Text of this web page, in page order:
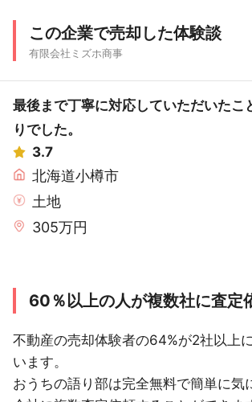
この企業で売却した体験談
有限会社ミズホ商事
最後まで丁寧に対応していただいたこ
りでした。
3.7
北海道小樽市
土地
305万円
60％以上の人が複数社に査定
不動産の売却体験者の64%が2社以上
います。
おうちの語り部は完全無料で簡単に気